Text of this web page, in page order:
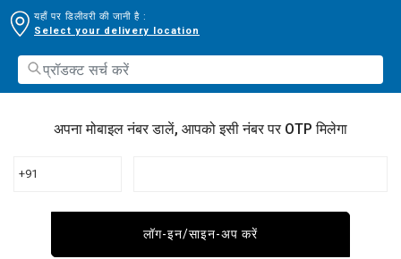
यहाँ पर डिलीवरी की जानी है :
Select your delivery location
अपना मोबाइल नंबर डालें, आपको इसी नंबर पर OTP मिलेगा
+91
लॉग-इन/साइन-अप करें